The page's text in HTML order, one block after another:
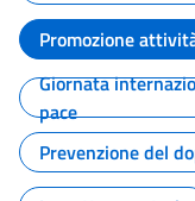
Promozione
Giornata
pace
Prevenzione del